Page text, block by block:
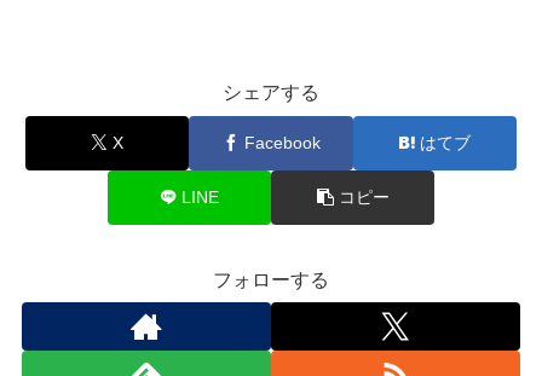
シェアする
X Facebook はてブ
LINE コピー
フォローする